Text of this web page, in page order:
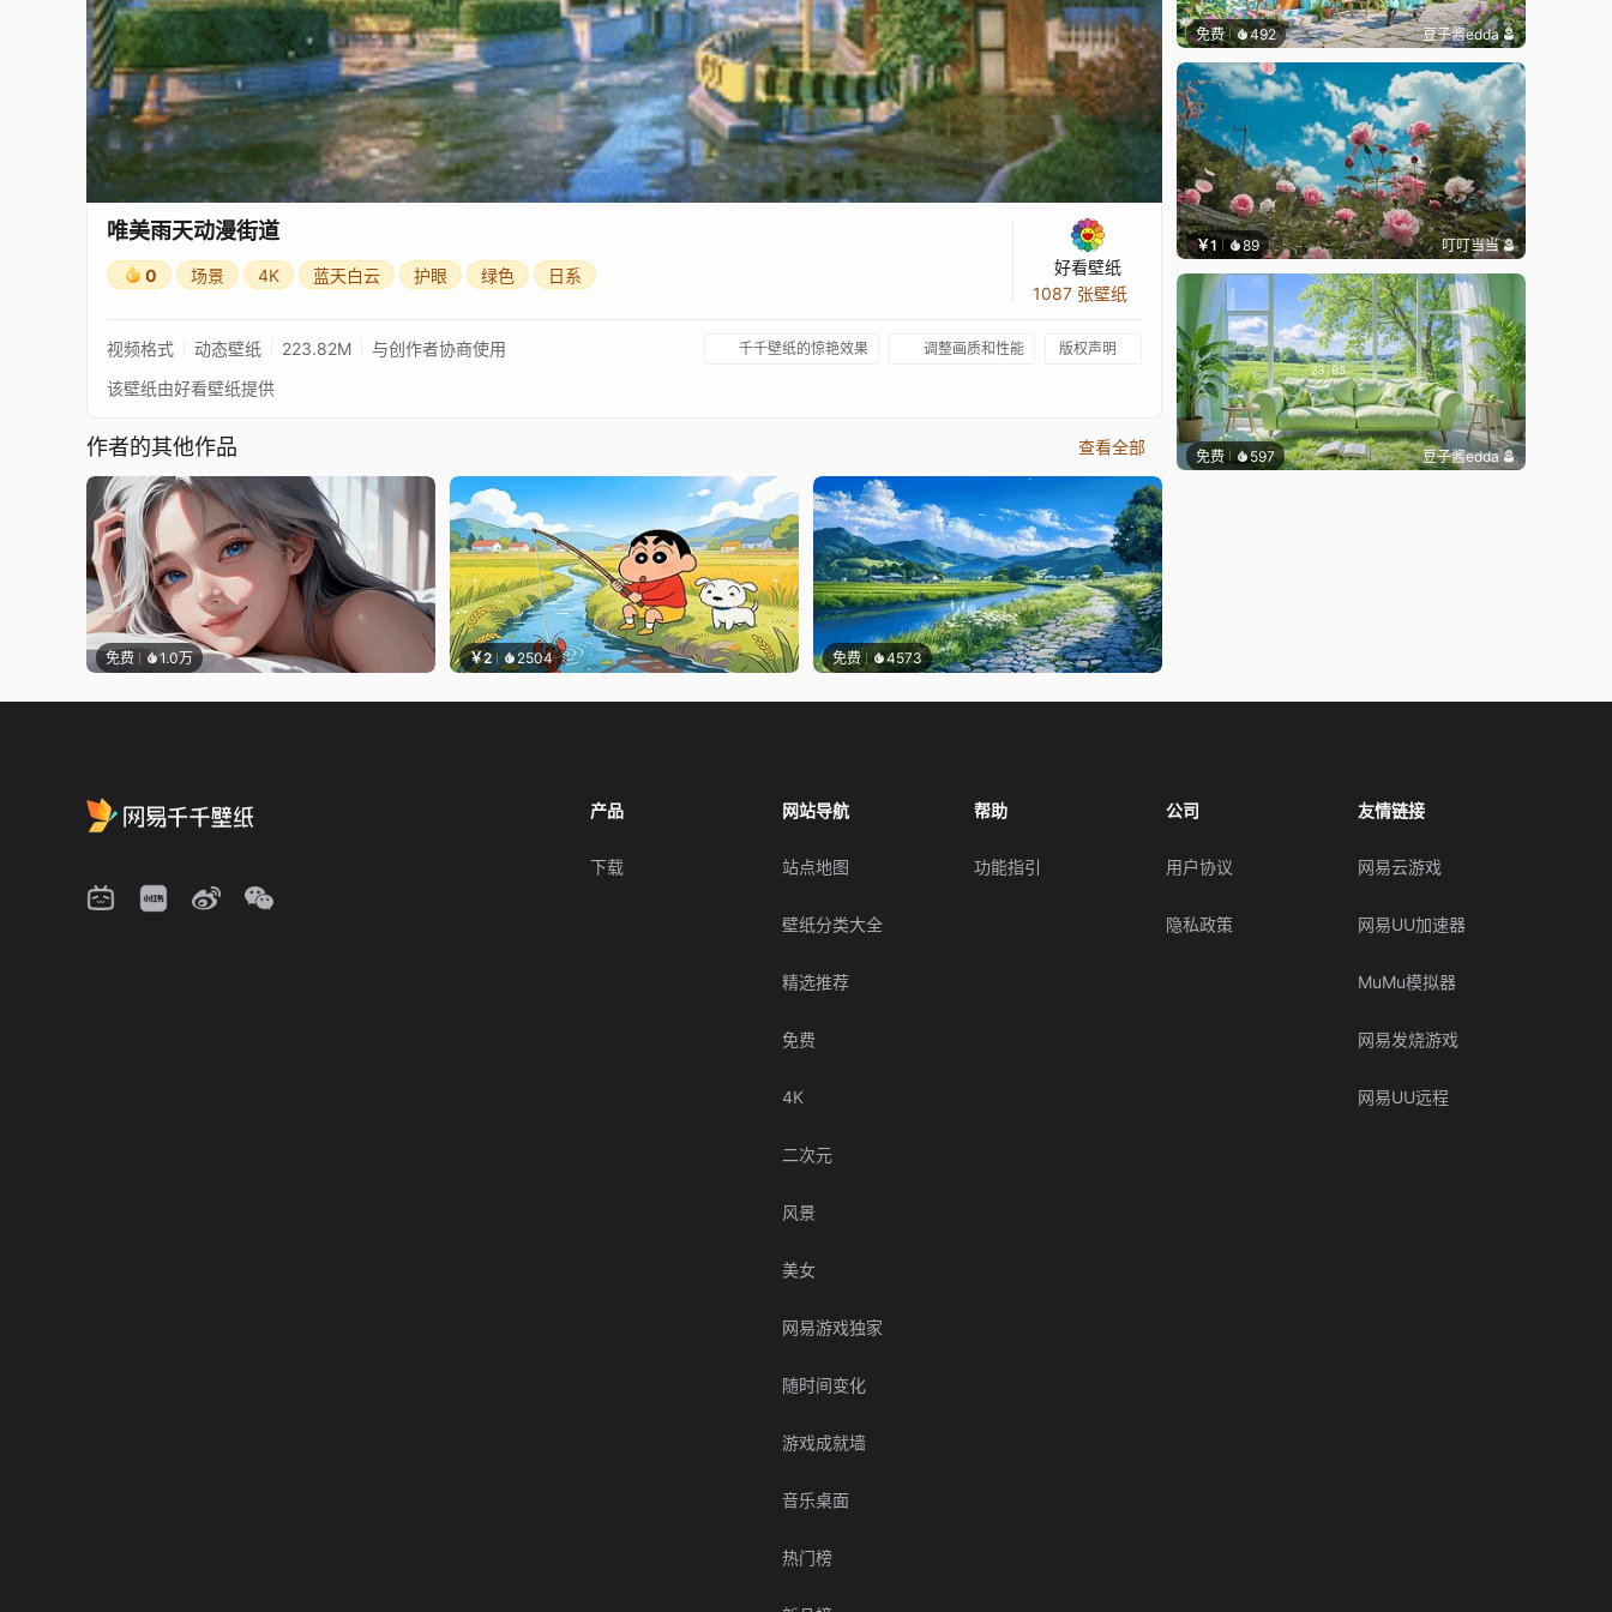
唯美雨天动漫街道
0 场景 4K 蓝天白云 护眼 绿色 日系
好看壁纸
1087 张壁纸
视频格式 动态壁纸 223.82M 与创作者协商使用 千千壁纸的惊艳效果 调整画质和性能 版权声明
该壁纸由好看壁纸提供
作者的其他作品 查看全部
免费 1.0万 ￥2 2504 免费 4573
免费 492 豆子酱edda
￥1 89 叮叮当当
免费 597 豆子酱edda
产品
下载
网站导航
站点地图
壁纸分类大全
精选推荐
免费
4K
二次元
风景
美女
网易游戏独家
随时间变化
游戏成就墙
音乐桌面
热门榜
帮助
功能指引
公司
用户协议
隐私政策
友情链接
网易云游戏
网易UU加速器
MuMu模拟器
网易发烧游戏
网易UU远程